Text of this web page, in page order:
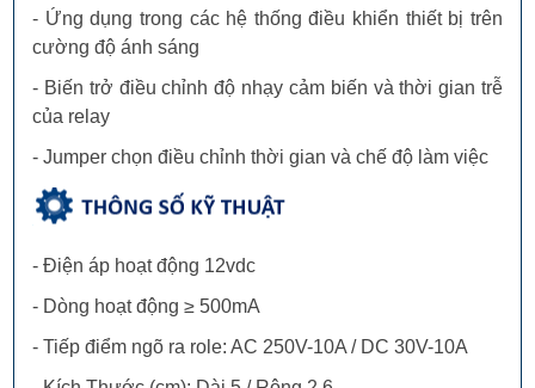
- Ứng dụng trong các hệ thống điều khiển thiết bị trên
cường độ ánh sáng
- Biến trở điều chỉnh độ nhạy cảm biến và thời gian trễ
của relay
- Jumper chọn điều chỉnh thời gian và chế độ làm việc
- Điện áp hoạt động 12vdc
- Dòng hoạt động ≥ 500mA
- Tiếp điểm ngõ ra role: AC 250V-10A / DC 30V-10A